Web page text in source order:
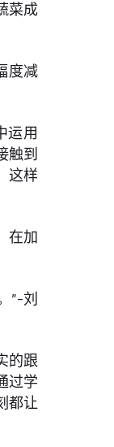
菜成
度减
运用
触到
这样
在加
”-刘
的跟
过学
都让